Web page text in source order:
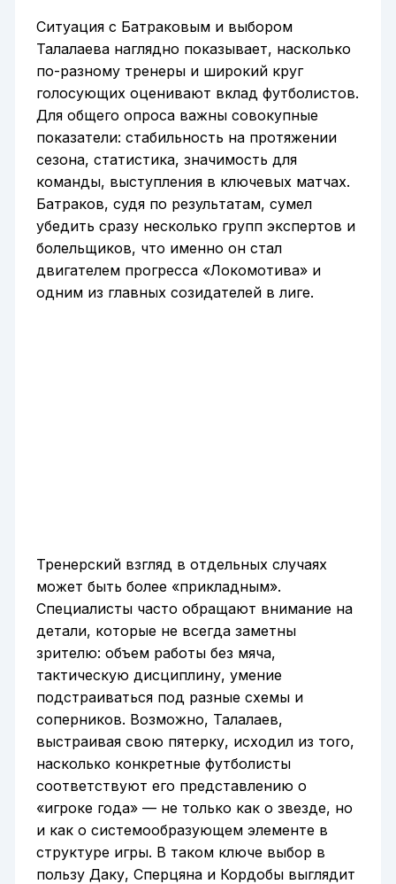
Ситуация с Батраковым и выбором
Талалаева наглядно показывает, насколько
по-разному тренеры и широкий круг
голосующих оценивают вклад футболистов.
Для общего опроса важны совокупные
показатели: стабильность на протяжении
сезона, статистика, значимость для
команды, выступления в ключевых матчах.
Батраков, судя по результатам, сумел
убедить сразу несколько групп экспертов и
болельщиков, что именно он стал
двигателем прогресса «Локомотива» и
одним из главных созидателей в лиге.
Тренерский взгляд в отдельных случаях
может быть более «прикладным».
Специалисты часто обращают внимание на
детали, которые не всегда заметны
зрителю: объем работы без мяча,
тактическую дисциплину, умение
подстраиваться под разные схемы и
соперников. Возможно, Талалаев,
выстраивая свою пятерку, исходил из того,
насколько конкретные футболисты
соответствуют его представлению о
«игроке года» — не только как о звезде, но
и как о системообразующем элементе в
структуре игры. В таком ключе выбор в
пользу Даку, Сперцяна и Кордобы выглядит